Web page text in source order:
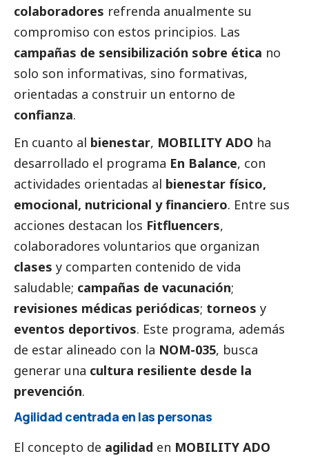
colaboradores refrenda anualmente su
compromiso con estos principios. Las
campañas de sensibilización sobre ética no
solo son informativas, sino formativas,
orientadas a construir un entorno de
confianza.
En cuanto al bienestar, MOBILITY ADO ha
desarrollado el programa En Balance, con
actividades orientadas al bienestar físico,
emocional, nutricional y financiero. Entre sus
acciones destacan los Fitfluencers,
colaboradores voluntarios que organizan
clases y comparten contenido de vida
saludable; campañas de vacunación;
revisiones médicas periódicas; torneos y
eventos deportivos. Este programa, además
de estar alineado con la NOM-035, busca
generar una cultura resiliente desde la
prevención.
Agilidad centrada en las personas
El concepto de agilidad en MOBILITY ADO